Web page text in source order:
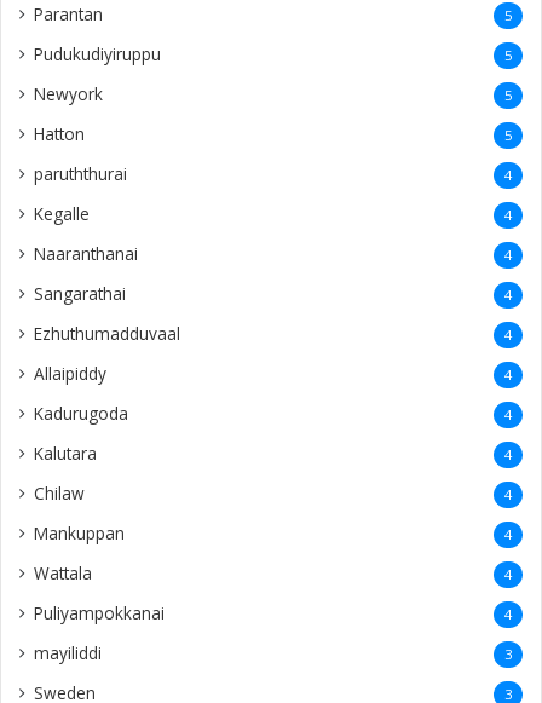
Parantan 5
Pudukudiyiruppu 5
Newyork 5
Hatton 5
paruththurai 4
Kegalle 4
Naaranthanai 4
Sangarathai 4
Ezhuthumadduvaal 4
Allaipiddy 4
Kadurugoda 4
Kalutara 4
Chilaw 4
Mankuppan 4
Wattala 4
Puliyampokkanai 4
mayiliddi 3
Sweden 3